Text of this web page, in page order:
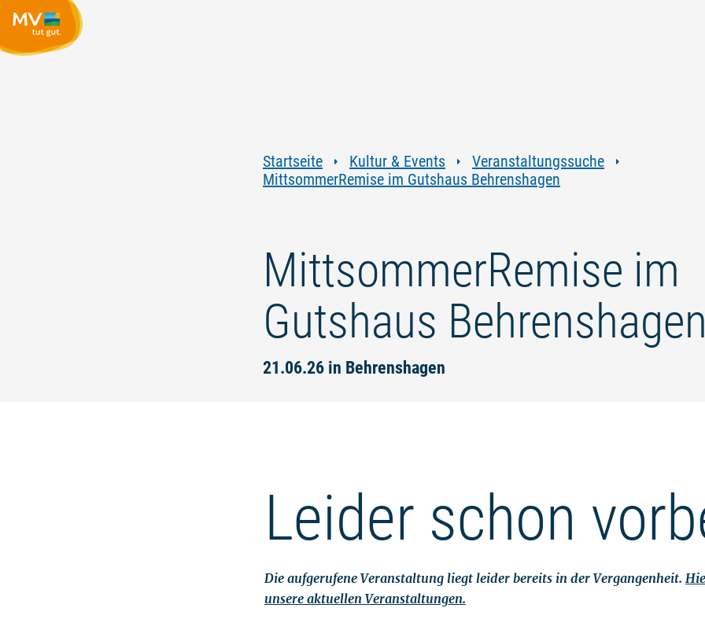
Startseite Kultur & Events
Veranstaltungssuche
MittsommerRemise im Gutshaus Behrenshagen
MittsommerRemise im
Gutshaus
21.06.26 in Behrenshagen
Leider schon
Die aufgerufene Veranstaltung liegt leider bereits in der Vergangenheit.
unsere aktuellen Veranstaltungen.